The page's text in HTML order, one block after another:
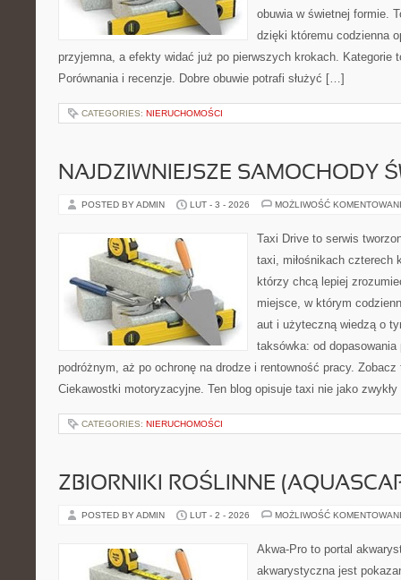
obuwia w świetnej formie.
dzięki któremu codzienna
przyjemna, a efekty widać już po pierwszych krokach. Kategorie
Porównania i recenzje. Dobre obuwie potrafi służyć […]
CATEGORIES: NIERUCHOMOŚCI
NAJDZIWNIEJSZE SAMOCHODY
POSTED BY ADMIN LUT - 3 - 2026 MOŻLIWOŚĆ
Taxi Drive to serwis
taxi, miłośnikach czterech
którzy chcą lepiej
miejsce, w którym
aut i użyteczną wiedzą o
taksówka: od
podróżnym, aż po ochronę na drodze i rentowność pracy.
Ciekawostki motoryzacyjne. Ten blog opisuje taxi nie jako
CATEGORIES: NIERUCHOMOŚCI
ZBIORNIKI ROŚLINNE
POSTED BY ADMIN LUT - 2 - 2026 MOŻLIWOŚĆ
Akwa-Pro to portal
akwarystyczna jest